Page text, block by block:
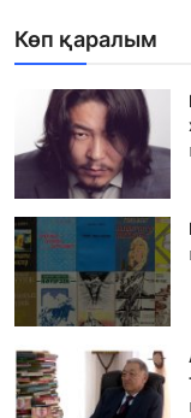
Көп қаралым